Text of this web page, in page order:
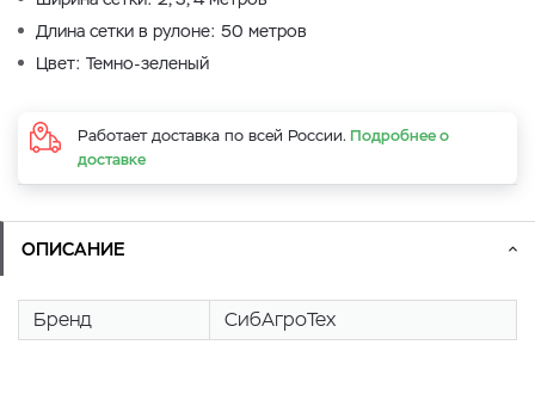
Длина сетки в рулоне: 50 метров
Цвет: Темно-зеленый
Работает доставка по всей России. Подробнее о
доставке
ОПИСАНИЕ
Бренд СибАгроТех